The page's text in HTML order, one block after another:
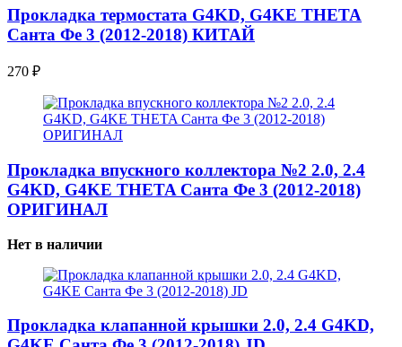
Прокладка термостата G4KD, G4KE THETA
Санта Фе 3 (2012-2018) КИТАЙ
270 ₽
Прокладка впускного коллектора №2 2.0, 2.4
G4KD, G4KE THETA Санта Фе 3 (2012-2018)
ОРИГИНАЛ
Нет в наличии
Прокладка клапанной крышки 2.0, 2.4 G4KD,